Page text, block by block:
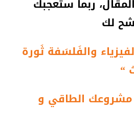
ربما ستعجبك
لك
والفَلسَفة ثَورة
“
مشروعك الطاقي و